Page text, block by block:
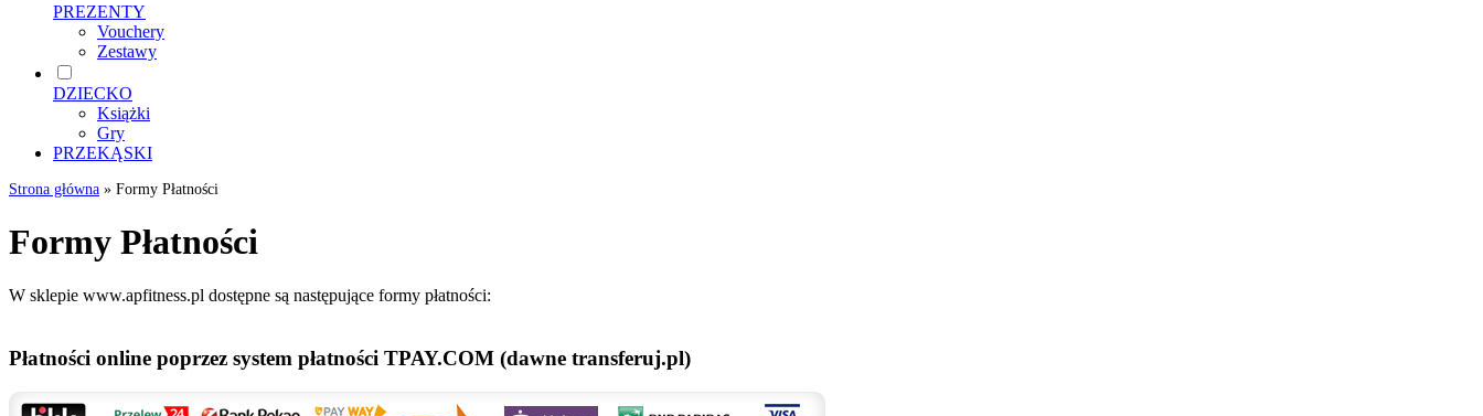
PREZENTY
Vouchery
Zestawy
DZIECKO
Książki
Gry
PRZEKĄSKI
Strona główna » Formy Płatności
Formy Płatności
W sklepie www.apfitness.pl dostępne są następujące formy płatności:
Płatności online poprzez system płatności TPAY.COM (dawne transferuj.pl)